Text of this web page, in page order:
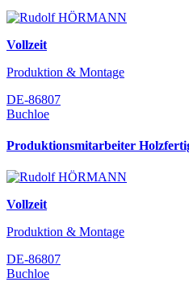
Vollzeit
Produktion & Montage
DE-86807
Buchloe
Produktionsmitarbeiter
Vollzeit
Produktion & Montage
DE-86807
Buchloe